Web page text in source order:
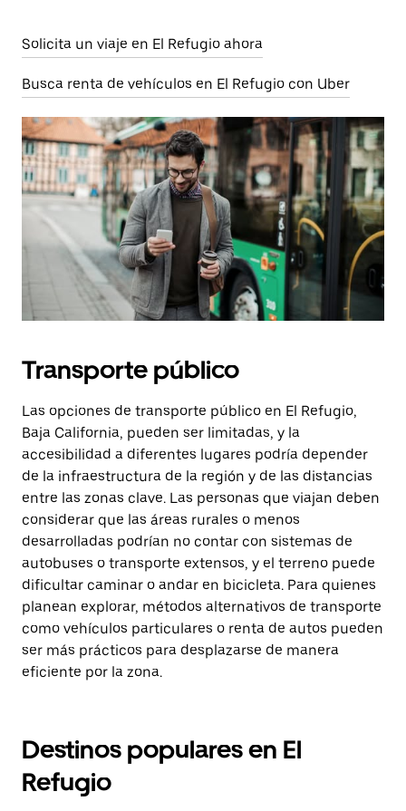
Solicita un viaje en El Refugio ahora
Busca renta de vehículos en El Refugio con Uber
Transporte público
Las opciones de transporte público en El Refugio,
Baja California, pueden ser limitadas, y la
accesibilidad a diferentes lugares podría depender
de la infraestructura de la región y de las distancias
entre las zonas clave. Las personas que viajan deben
considerar que las áreas rurales o menos
desarrolladas podrían no contar con sistemas de
autobuses o transporte extensos, y el terreno puede
dificultar caminar o andar en bicicleta. Para quienes
planean explorar, métodos alternativos de transporte
como vehículos particulares o renta de autos pueden
ser más prácticos para desplazarse de manera
eficiente por la zona.
Destinos populares en El
Refugio